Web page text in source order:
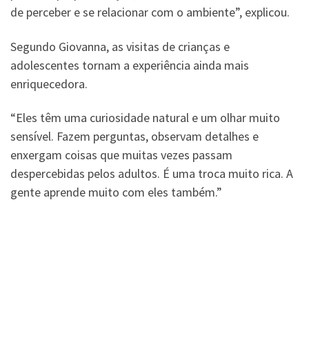
de perceber e se relacionar com o ambiente”, explicou.
Segundo Giovanna, as visitas de crianças e
adolescentes tornam a experiência ainda mais
enriquecedora.
“Eles têm uma curiosidade natural e um olhar muito
sensível. Fazem perguntas, observam detalhes e
enxergam coisas que muitas vezes passam
despercebidas pelos adultos. É uma troca muito rica. A
gente aprende muito com eles também.”